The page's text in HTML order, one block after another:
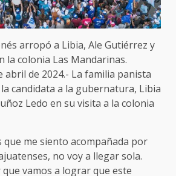
arropó a Libia, Ale Gutiérrez y
la colonia Las Mandarinas.
abril de 2024.- La familia panista
candidata a la gubernatura, Libia
Ledo en su visita a la colonia
que me siento acompañada por
no voy a llegar sola.
que vamos a lograr que este